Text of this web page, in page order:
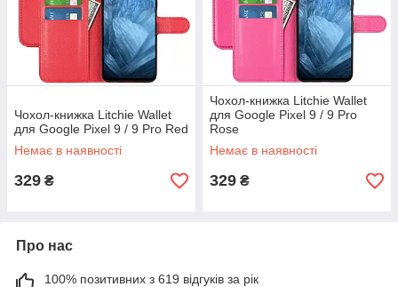
Чохол-книжка Litchie Wallet
для Google Pixel 9 / 9 Pro Red
Немає в наявності
329 ₴
Чохол-книжка Litchie Wallet
для Google Pixel 9 / 9 Pro
Rose
Немає в наявності
329 ₴
Про нас
100% позитивних з 619 відгуків за рік